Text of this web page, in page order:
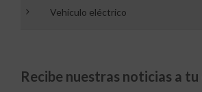
Vehículo eléctrico
Recibe nuestras noticias a tu